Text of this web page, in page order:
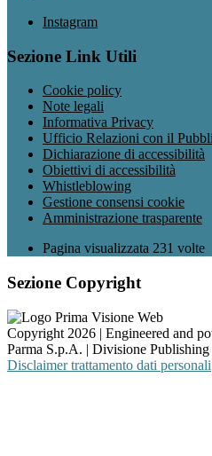
Instagram
Sezione Link Utili
Cookie policy
Note legali
Informativa Privacy
Ufficio Relazioni con il
Dichiarazione di accessibilità
Obiettivi di accessibilità
Whistleblowing
Gestione consensi cookie
Amministrazione trasparente
Pagina visualizzata 231 volte
Sezione Copyright
Copyright 2026 | Engineered and
Parma S.p.A. | Divisione
Disclaimer trattamento dati personali